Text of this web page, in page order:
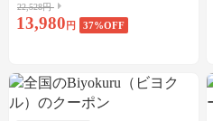
22,528円
13,980 円 37%OFF